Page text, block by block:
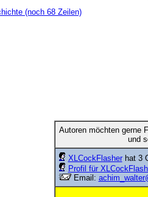
(noch 68 Zeilen)
Autoren möchten gerne
und
XLCockFlasherhat 3
Profil für
Email: